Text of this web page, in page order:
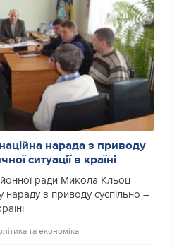
нарада з приводу
ситуації в країні
ради Микола Кльоц
нараду з приводу суспільно –
та економіка